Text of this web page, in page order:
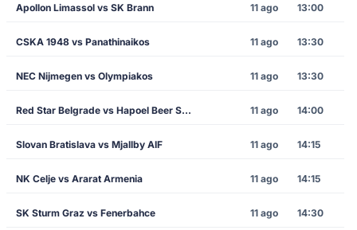
Apollon Limassol vs SK Brann 11 ago 13:00
CSKA 1948 vs Panathinaikos 11 ago 13:30
NEC Nijmegen vs Olympiakos 11 ago 13:30
Red Star Belgrade vs Hapoel Beer Sheva 11 ago 14:00
Slovan Bratislava vs Mjallby AIF 11 ago 14:15
NK Celje vs Ararat Armenia 11 ago 14:15
SK Sturm Graz vs Fenerbahce 11 ago 14:30